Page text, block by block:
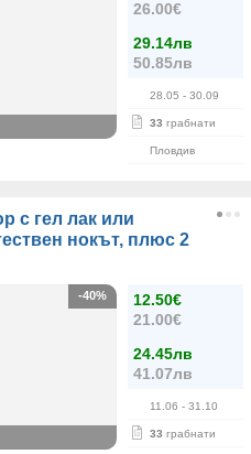
26.00€
29.14лв
50.85лв
28.05 - 30.09
33 грабнати
Пловдив
с гел лак или
нокът, плюс 2
12.50€
21.00€
24.45лв
41.07лв
11.06 - 31.10
33 грабнати
-40%